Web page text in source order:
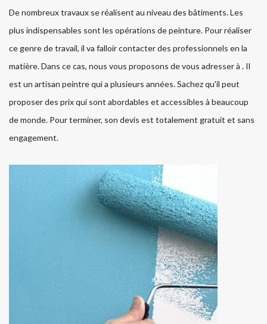
De nombreux travaux se réalisent au niveau des bâtiments. Les
plus indispensables sont les opérations de peinture. Pour réaliser
ce genre de travail, il va falloir contacter des professionnels en la
matière. Dans ce cas, nous vous proposons de vous adresser à . Il
est un artisan peintre qui a plusieurs années. Sachez qu'il peut
proposer des prix qui sont abordables et accessibles à beaucoup
de monde. Pour terminer, son devis est totalement gratuit et sans
engagement.